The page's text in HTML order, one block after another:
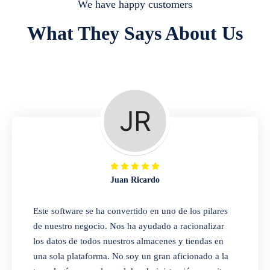
Registre el número de serie del inventario,
Taller de reparaciones
Un conjunto completo de funciones para
gestionar el negocio de las reparaciones,
crear hojas de trabajo, asignar hojas de
las reparaciones y convertir las hojas de
trabajo en facturas. Autoenlace para que los
clientes comprueben el progreso de la
reparación
We have happy customers
What They Says About Us
Juan Ricardo
Este software se ha convertido en uno de los pilares
de nuestro negocio. Nos ha ayudado a racionalizar
los datos de todos nuestros almacenes y tiendas en
una sola plataforma. No soy un gran aficionado a la